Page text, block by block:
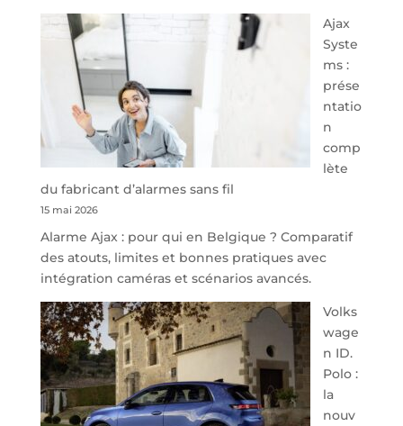
À
40
minutes
de
Namur,
Steveny
Park
redessine
de
parking
sécurisé
à
l’aéroport
de
Charleroi
Ajax
Syste
ms :
prése
ntatio
n
comp
lète
du fabricant d’alarmes sans fil
15 mai 2026
Alarme Ajax : pour qui en Belgique ? Comparatif
des atouts, limites et bonnes pratiques avec
intégration caméras et scénarios avancés.
Volks
wage
n ID.
Polo :
la
nouv